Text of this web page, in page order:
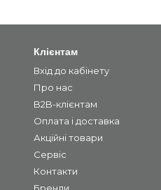
Клієнтам
Вхід до кабінету
Про нас
B2B-клієнтам
Оплата і доставка
Акційні товари
Сервіс
Контакти